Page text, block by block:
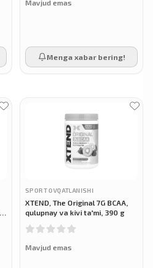
Mavjud emas
Menga xabar bering!
SPORT OVQATLANISHI
XTEND, The Original 7G BCAA,
qulupnay va kivi ta'mi, 390 g
Mavjud emas